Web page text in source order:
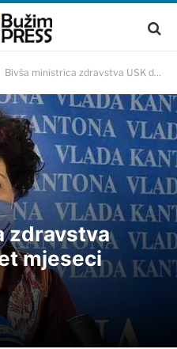
Bivša ministrica zdravstva USK dobila devet mjeseci zatvora
zdravstva
mjeseci